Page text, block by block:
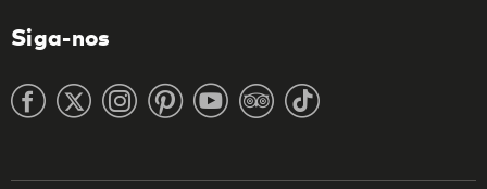
Siga-nos